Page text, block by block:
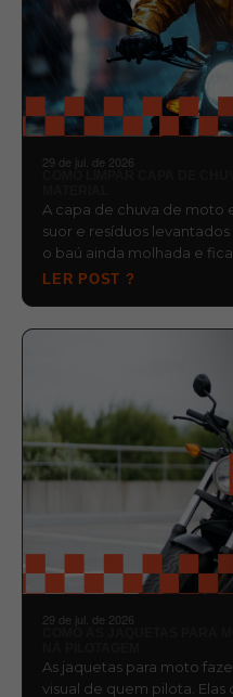
29 de jul. de 2026
A capa de chuva de moto
suor e resíduos
o baú ainda molhada e fica
LER POST ?
29 de jul. de 2026
As jaquetas para moto
visual de quem pilota.